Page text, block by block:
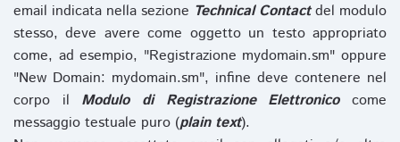
email indicata nella sezione Technical Contactdel modulo
stesso, deve avere come oggetto un testo appropriato
come, ad esempio, "Registrazione mydomain.sm" oppure
"New Domain: mydomain.sm", infine deve contenere nel
corpo il Modulo di Registrazione Elettronicocome
messaggio testuale puro (plain text).